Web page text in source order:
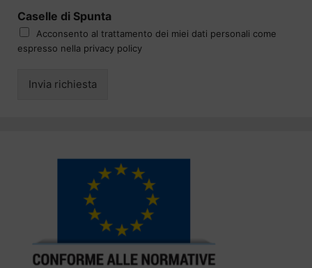
Caselle di Spunta
Acconsento al trattamento dei miei dati personali come
espresso nella privacy policy
Invia richiesta